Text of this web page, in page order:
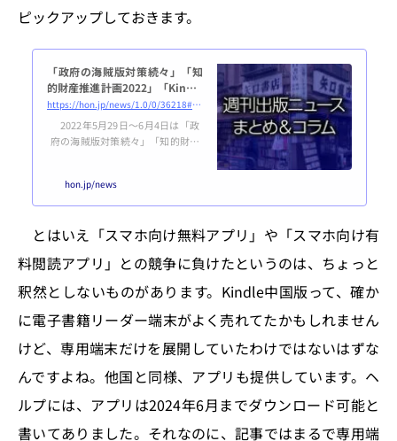
ピックアップしておきます。
「政府の海賊版対策続々」「知
的財産推進計画2022」「Kindle
中国から撤退へ」など、週刊出
版ニュースまとめ＆コラム #524
（2022年5月29日～6月4日）
https://hon.jp/news/1.0/0/36218#アマゾン、中国の「キンドル」ストアを来年６月末閉鎖－市場の壁厚く〈Bloomberg（2022年6月2日）〉
2022年5月29日～6月4日は「政
府の海賊版対策続々」「知的財産
での出版に関連する最新ニュース
から編集長 鷹野が気になるものを
メントしてあります（ISSN 2436-
月間アクセス数、半年で半減 ただ
し後継サイトは急成長中〈ITmedi
a NEWS（2022年5月31日）〉htt
ps://www.itmedia.co.jp/news/ar
ticles/2...
hon.jp/news
とはいえ「スマホ向け無料アプリ」や「スマホ向け有
料閲読アプリ」との競争に負けたというのは、ちょっと
釈然としないものがあります。Kindle中国版って、確か
に電子書籍リーダー端末がよく売れてたかもしれません
けど、専用端末だけを展開していたわけではないはずな
んですよね。他国と同様、アプリも提供しています。ヘ
ルプには、アプリは2024年6月までダウンロード可能と
書いてありました。それなのに、記事ではまるで専用端